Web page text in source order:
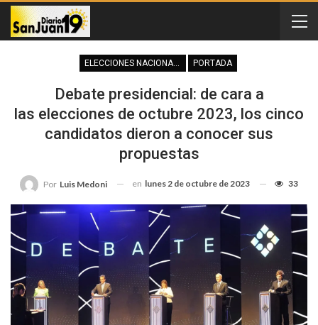
ELECCIONES NACIONALES PORTADA
Debate presidencial: de cara a
las elecciones de octubre 2023, los cinco
candidatos dieron a conocer sus
propuestas
Por Luis Medoni en lunes 2 de octubre de 2023 33